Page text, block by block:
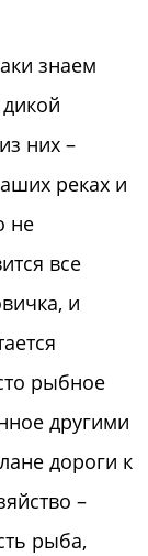
знаем
них –
реках и
не
все
и
рыбное
другими
дороги к
–
рыба,